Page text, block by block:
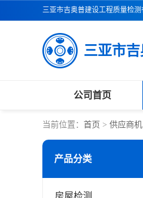
公司首页
当前位置： 首页 > 供应商机
产品分类
房屋检测